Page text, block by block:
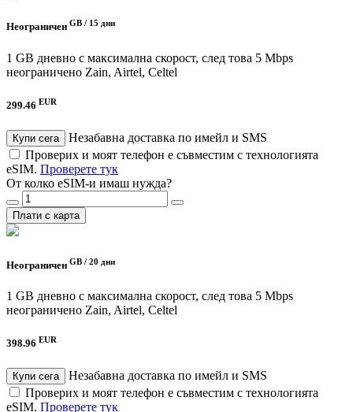
Неограничен GB / 15 дни
1 GB дневно с максимална скорост, след това 5 Mbps
неограничено Zain, Airtel, Celtel
299.46 EUR
Купи сега
Незабавна доставка по имейл и SMS
Проверих и моят телефон е съвместим с технологията
eSIM. Проверете тук
От колко eSIM-и имаш нужда?
Плати с карта
Неограничен GB / 20 дни
1 GB дневно с максимална скорост, след това 5 Mbps
неограничено Zain, Airtel, Celtel
398.96 EUR
Купи сега
Незабавна доставка по имейл и SMS
Проверих и моят телефон е съвместим с технологията
eSIM. Проверете тук